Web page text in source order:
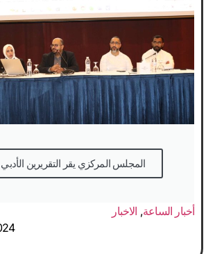
المجلس المركزي يقر التقريرين
أخبار الساعة, الاخبار